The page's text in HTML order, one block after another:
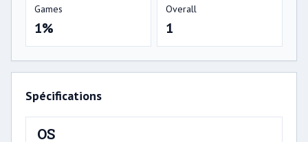
Games
1%
Overall
1
Spécifications
OS